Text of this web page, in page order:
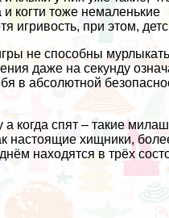
и когти тоже немаленькие
игривость, при этом,
не способны
даже на секунду
в абсолютной
а когда спят – такие
настоящие хищники,
находятся в трёх